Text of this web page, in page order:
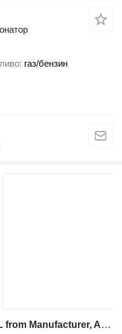
газ/бензин
TICAB Bitumen Sprayer 2000 L from Manufacturer, Asphalt Repair